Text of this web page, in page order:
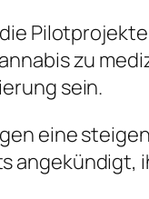
zu
sein.
eine